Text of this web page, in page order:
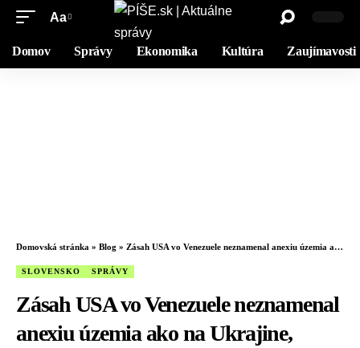
Aa
Domov Správy Ekonomika Kultúra Zaujímavosti
Domovská stránka » Blog » Zásah USA vo Venezuele neznamenal anexiu územia ako na Ukrajine, KDH odmieta porovnávanie udalostí
SLOVENSKO SPRÁVY
Zásah USA vo Venezuele neznamenal
anexiu územia ako na Ukrajine,